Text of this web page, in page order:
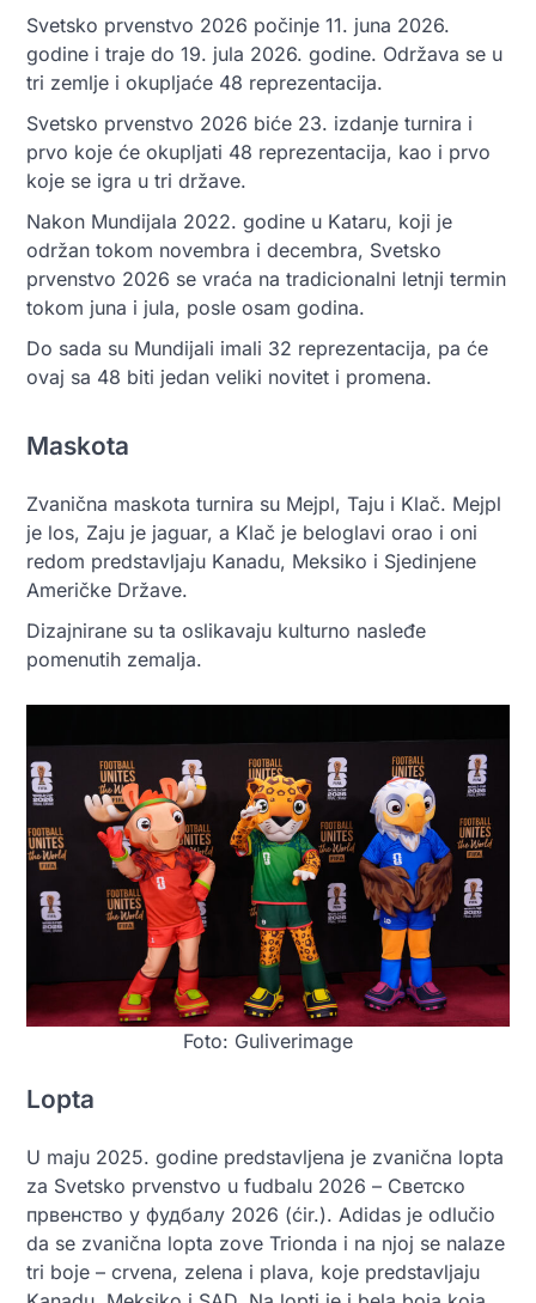
Svetsko prvenstvo 2026 počinje 11. juna 2026.
godine i traje do 19. jula 2026. godine. Održava se u
tri zemlje i okupljaće 48 reprezentacija.
Svetsko prvenstvo 2026 biće 23. izdanje turnira i
prvo koje će okupljati 48 reprezentacija, kao i prvo
koje se igra u tri države.
Nakon Mundijala 2022. godine u Kataru, koji je
održan tokom novembra i decembra, Svetsko
prvenstvo 2026 se vraća na tradicionalni letnji termin
tokom juna i jula, posle osam godina.
Do sada su Mundijali imali 32 reprezentacija, pa će
ovaj sa 48 biti jedan veliki novitet i promena.
Maskota
Zvanična maskota turnira su Mejpl, Taju i Klač. Mejpl
je los, Zaju je jaguar, a Klač je beloglavi orao i oni
redom predstavljaju Kanadu, Meksiko i Sjedinjene
Američke Države.
Dizajnirane su ta oslikavaju kulturno nasleđe
pomenutih zemalja.
Foto: Guliverimage
Lopta
U maju 2025. godine predstavljena je zvanična lopta
za Svetsko prvenstvo u fudbalu 2026 – Светско
првенство у фудбалу 2026 (ćir.). Adidas je odlučio
da se zvanična lopta zove Trionda i na njoj se nalaze
tri boje – crvena, zelena i plava, koje predstavljaju